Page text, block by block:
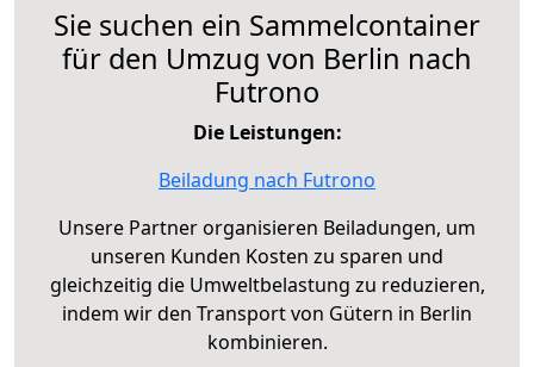
Sie suchen ein Sammelcontainer
für den Umzug von Berlin nach
Futrono
Die Leistungen:
Beiladung nach Futrono
Unsere Partner organisieren Beiladungen, um
unseren Kunden Kosten zu sparen und
gleichzeitig die Umweltbelastung zu reduzieren,
indem wir den Transport von Gütern in Berlin
kombinieren.